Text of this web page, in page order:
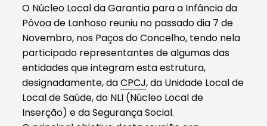
O Núcleo Local da Garantia para a Infância da
Póvoa de Lanhoso reuniu no passado dia 7 de
Novembro, nos Paços do Concelho, tendo nela
participado representantes de algumas das
entidades que integram esta estrutura,
designadamente, daCPCJ, da Unidade Local de
Local de Saúde, do NLI (Núcleo Local de
Inserção) e da Segurança Social.